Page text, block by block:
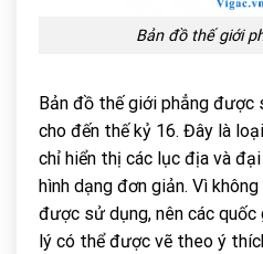
Bản đồ thế giới
Bản đồ thế giới phẳng
cho đến thế kỷ 16. Đây là
chỉ hiển thị các lục địa và
hình dạng đơn giản. Vì
được sử dụng, nên các
lý có thể được vẽ theo ý